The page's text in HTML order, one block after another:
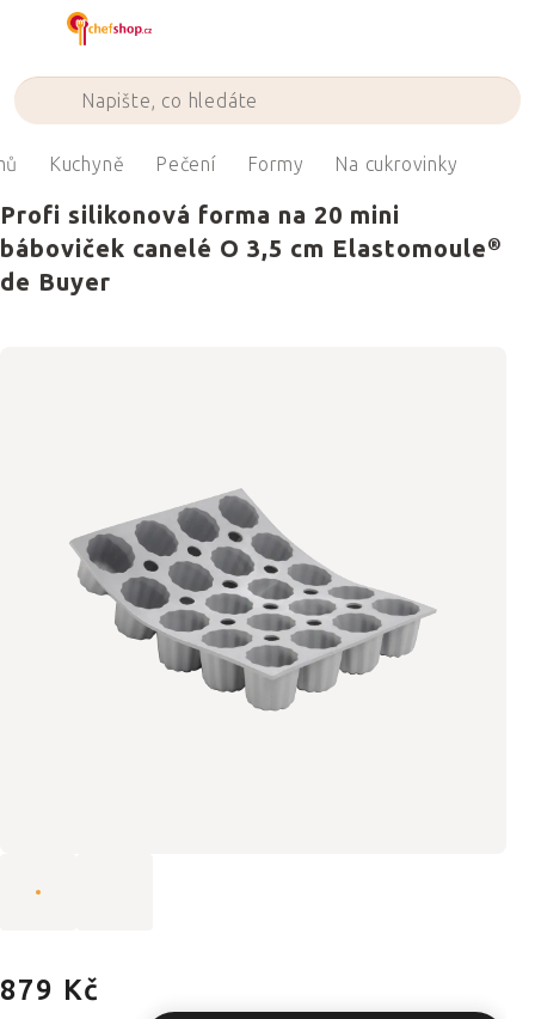
Kuchyně Pečení Formy Na cukrovinky
Profi silikonová forma na 20 mini
báboviček canelé O 3,5 cm Elastomoule®
de Buyer
879 Kč